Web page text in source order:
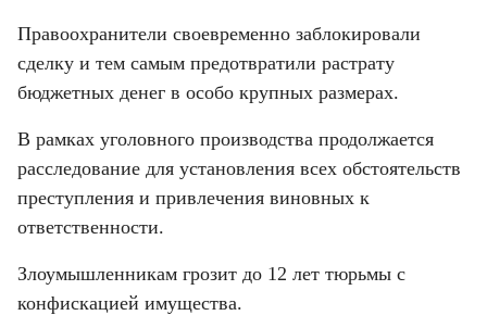
Правоохранители своевременно заблокировали
сделку и тем самым предотвратили растрату
бюджетных денег в особо крупных размерах.
В рамках уголовного производства продолжается
расследование для установления всех обстоятельств
преступления и привлечения виновных к
ответственности.
Злоумышленникам грозит до 12 лет тюрьмы с
конфискацией имущества.